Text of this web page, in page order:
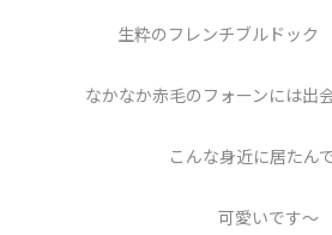
生粋のフレンチブルドッ
なかなか赤毛のフォーンには出
こんな身近に居たん
可愛いです～